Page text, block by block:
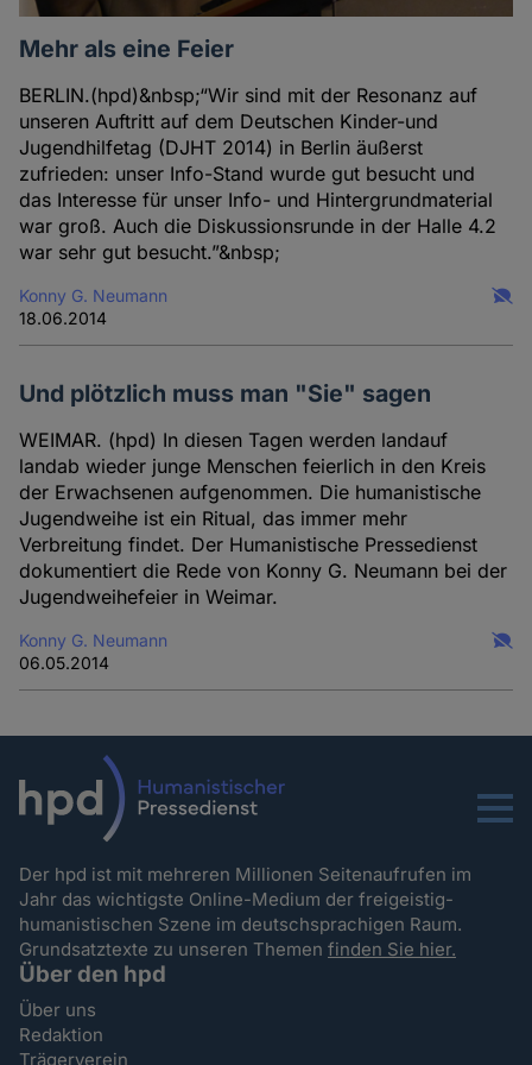
Mehr als eine Feier
BERLIN.(hpd)&nbsp;“Wir sind mit der Resonanz auf
unseren Auftritt auf dem Deutschen Kinder-und
Jugendhilfetag (DJHT 2014) in Berlin äußerst
zufrieden: unser Info-Stand wurde gut besucht und
das Interesse für unser Info- und Hintergrundmaterial
war groß. Auch die Diskussionsrunde in der Halle 4.2
war sehr gut besucht.”&nbsp;
Konny G. Neumann
18.06.2014
Und plötzlich muss man "Sie" sagen
WEIMAR. (hpd) In diesen Tagen werden landauf
landab wieder junge Menschen feierlich in den Kreis
der Erwachsenen aufgenommen. Die humanistische
Jugendweihe ist ein Ritual, das immer mehr
Verbreitung findet. Der Humanistische Pressedienst
dokumentiert die Rede von Konny G. Neumann bei der
Jugendweihefeier in Weimar.
Konny G. Neumann
06.05.2014
Menu
Der hpd ist mit mehreren Millionen Seitenaufrufen im
Jahr das wichtigste Online-Medium der freigeistig-
humanistischen Szene im deutschsprachigen Raum.
Grundsatztexte zu unseren Themenfinden Sie hier.
Über den hpd
Über uns
Redaktion
Trägerverein